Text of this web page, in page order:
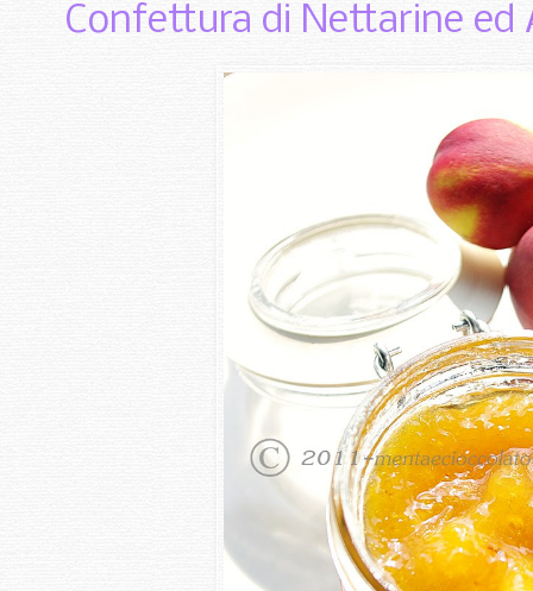
Confettura di Nettarine ed